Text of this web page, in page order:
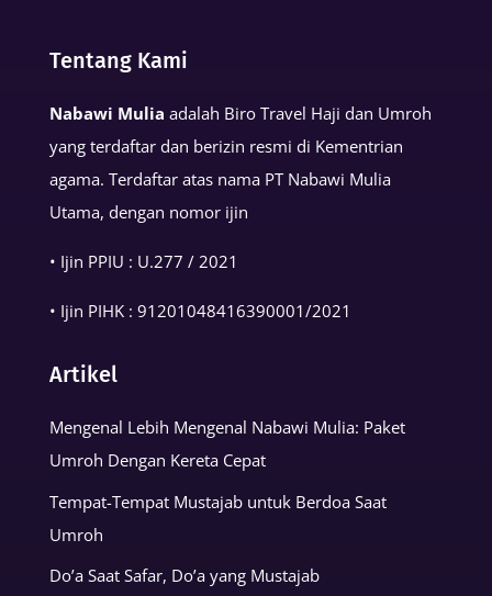
Muslim
Tentang Kami
Nabawi Mulia adalah Biro Travel Haji dan Umroh
yang terdaftar dan berizin resmi di Kementrian
agama. Terdaftar atas nama PT Nabawi Mulia
Utama, dengan nomor ijin
• Ijin PPIU : U.277 / 2021
• Ijin PIHK : 91201048416390001/2021
Artikel
Mengenal Lebih Mengenal Nabawi Mulia: Paket
Umroh Dengan Kereta Cepat
Tempat-Tempat Mustajab untuk Berdoa Saat
Umroh
Do’a Saat Safar, Do’a yang Mustajab